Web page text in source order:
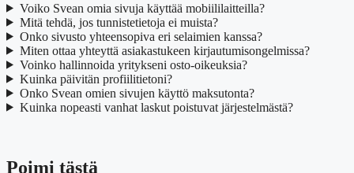
Voiko Svean omia sivuja käyttää mobiililaitteilla?
Mitä tehdä, jos tunnistetietoja ei muista?
Onko sivusto yhteensopiva eri selaimien kanssa?
Miten ottaa yhteyttä asiakastukeen kirjautumisongelmissa?
Voinko hallinnoida yritykseni osto-oikeuksia?
Kuinka päivitän profiilitietoni?
Onko Svean omien sivujen käyttö maksutonta?
Kuinka nopeasti vanhat laskut poistuvat järjestelmästä?
Poimi tästä